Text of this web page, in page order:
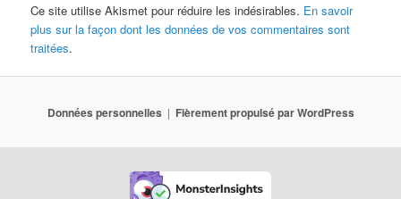
Ce site utilise Akismet pour réduire les indésirables. En savoir
plus sur la façon dont les données de vos commentaires sont
traitées.
Données personnelles Fièrement propulsé par WordPress